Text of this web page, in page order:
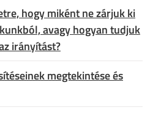
hogy miként ne zárjuk ki
avagy hogyan tudjuk
irányítást?
megtekintése és